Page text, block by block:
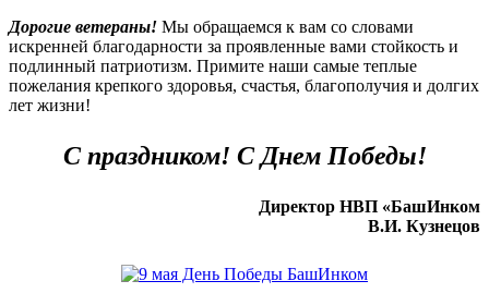
Дорогие ветераны! Мы обращаемся к вам со словами
искренней благодарности за проявленные вами стойкость и
подлинный патриотизм. Примите наши самые теплые
пожелания крепкого здоровья, счастья, благополучия и долгих
лет жизни!
С праздником! С Днем Победы!
Директор НВП «БашИнком
В.И. Кузнецов